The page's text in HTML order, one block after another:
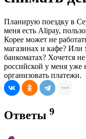
Планирую поездку в
меня есть Alipay,
Корее может не
магазинах и кафе? Или
банкоматах? Хочется
российской у меня уже
организовать платежи.
Ответы 9